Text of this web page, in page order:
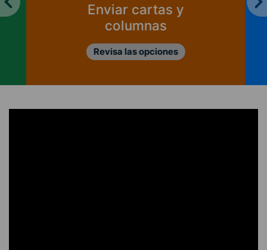
Enviar cartas y
columnas
Revisa las opciones